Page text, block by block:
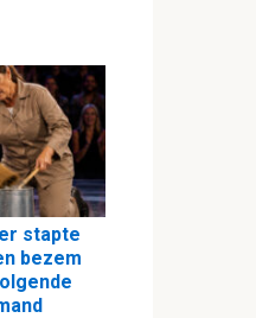
stapte
bezem